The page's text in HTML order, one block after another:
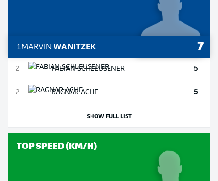
1MARVIN WANITZEK 7
2 FABIANSCHLEUSENER 5
2 RAGNARACHE 5
SHOW FULL LIST
TOP SPEED (KM/H)